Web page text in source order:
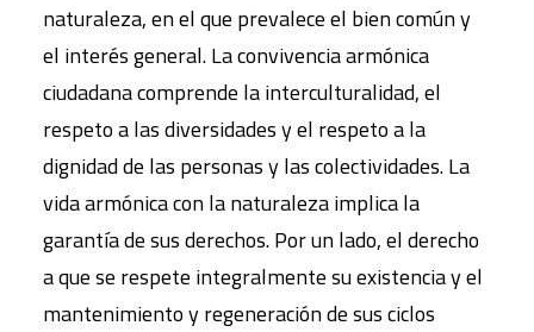
naturaleza, en el que prevalece el bien común y
el interés general. La convivencia armónica
ciudadana comprende la interculturalidad, el
respeto a las diversidades y el respeto a la
dignidad de las personas y las colectividades. La
vida armónica con la naturaleza implica la
garantía de sus derechos. Por un lado, el derecho
a que se respete integralmente su existencia y el
mantenimiento y regeneración de sus ciclos